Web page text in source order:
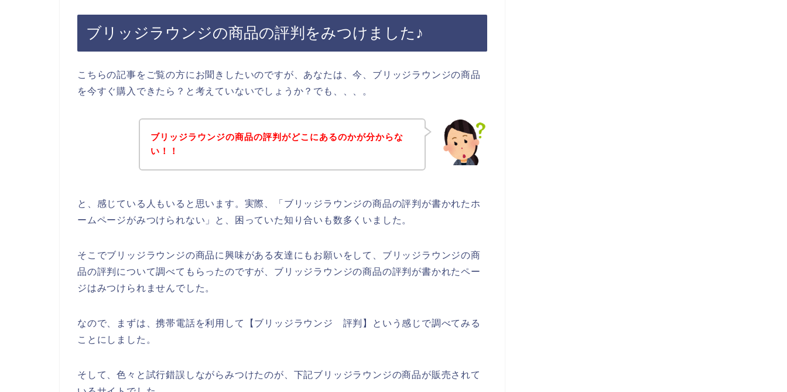
ブリッジラウンジの商品の評判をみつけました♪
こちらの記事をご覧の方にお聞きしたいのですが、あなたは、今、ブリッジラウンジの商品
を今すぐ購入できたら？と考えていないでしょうか？でも、、、。
ブリッジラウンジの商品の評判がどこにあるのかが分からな
い！！
と、感じている人もいると思います。実際、「ブリッジラウンジの商品の評判が書かれたホ
ームページがみつけられない」と、困っていた知り合いも数多くいました。
そこでブリッジラウンジの商品に興味がある友達にもお願いをして、ブリッジラウンジの商
品の評判について調べてもらったのですが、ブリッジラウンジの商品の評判が書かれたペー
ジはみつけられませんでした。
なので、まずは、携帯電話を利用して【ブリッジラウンジ 評判】という感じで調べてみる
ことにしました。
そして、色々と試行錯誤しながらみつけたのが、下記ブリッジラウンジの商品が販売されて